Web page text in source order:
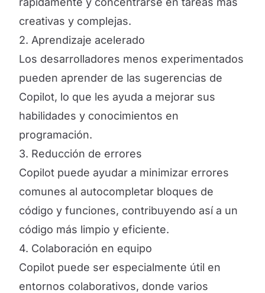
creativas y complejas.
2. Aprendizaje acelerado
Los desarrolladores menos experimentados
pueden aprender de las sugerencias de
Copilot, lo que les ayuda a mejorar sus
habilidades y conocimientos en
programación.
3. Reducción de errores
Copilot puede ayudar a minimizar errores
comunes al autocompletar bloques de
código y funciones, contribuyendo así a un
código más limpio y eficiente.
4. Colaboración en equipo
Copilot puede ser especialmente útil en
entornos colaborativos, donde varios